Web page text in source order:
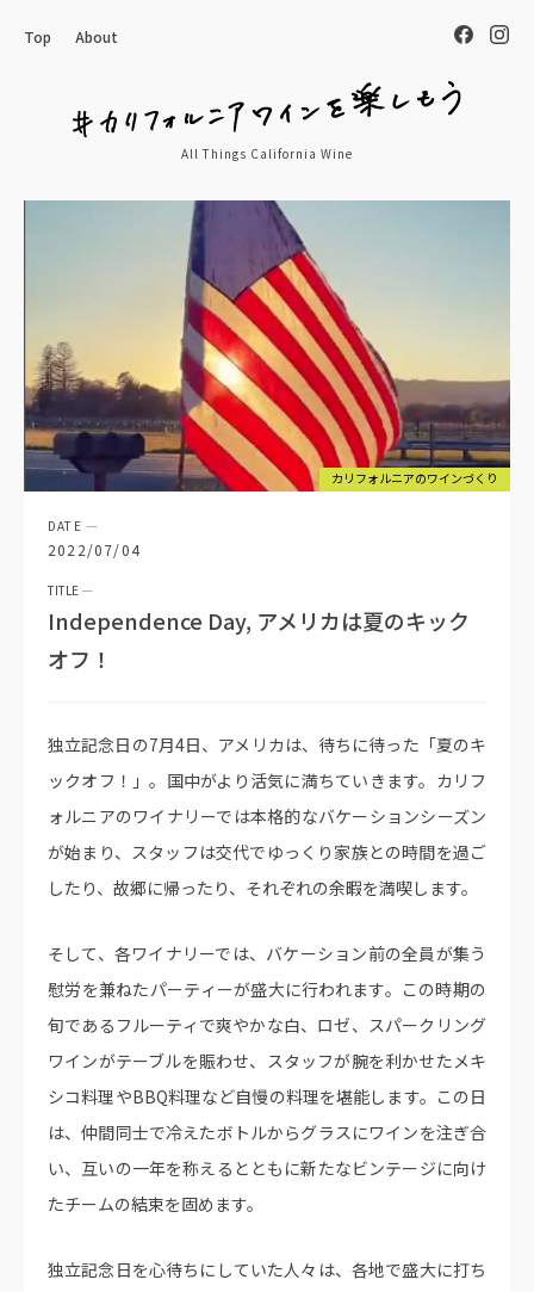
All Things California Wine
Top About
カリフォルニアのワインづくり
Independence Day, アメリカは夏のキック
オフ！
2022/07/04
独立記念日の7月4日、アメリカは、待ちに待った「夏のキ
ックオフ！」。国中がより活気に満ちていきます。カリフ
ォルニアのワイナリーでは本格的なバケーションシーズン
が始まり、スタッフは交代でゆっくり家族との時間を過ご
したり、故郷に帰ったり、それぞれの余暇を満喫します。
そして、各ワイナリーでは、バケーション前の全員が集う
慰労を兼ねたパーティーが盛大に行われます。この時期の
旬であるフルーティで爽やかな白、ロゼ、スパークリング
ワインがテーブルを賑わせ、スタッフが腕を利かせたメキ
シコ料理やBBQ料理など自慢の料理を堪能します。この日
は、仲間同士で冷えたボトルからグラスにワインを注ぎ合
い、互いの一年を称えるとともに新たなビンテージに向け
たチームの結束を固めます。
独立記念日を心待ちにしていた人々は、各地で盛大に打ち